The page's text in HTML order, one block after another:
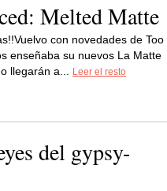
Melted Matte
con novedades de Too
enseñaba su nuevos La Matte
llegarán a...
Leer el resto
del gypsy-